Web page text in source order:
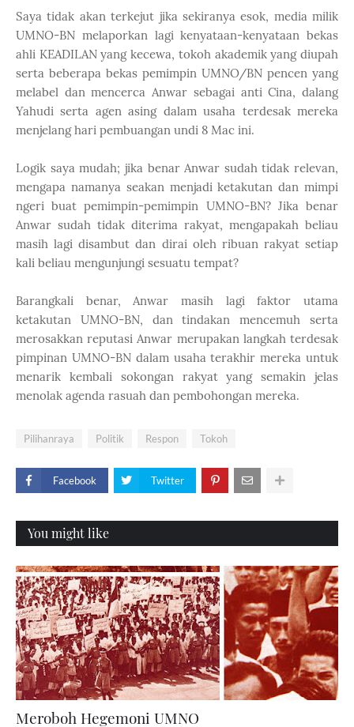
Saya tidak akan terkejut jika sekiranya esok, media milik
UMNO-BN melaporkan lagi kenyataan-kenyataan bekas
ahli KEADILAN yang kecewa, tokoh akademik yang diupah
serta beberapa bekas pemimpin UMNO/BN pencen yang
melabel dan mencerca Anwar sebagai anti Cina, dalang
Yahudi serta agen asing dalam usaha terdesak mereka
menjelang hari pembuangan undi 8 Mac ini.
Logik saya mudah; jika benar Anwar sudah tidak relevan,
mengapa namanya seakan menjadi ketakutan dan mimpi
ngeri buat pemimpin-pemimpin UMNO-BN? Jika benar
Anwar sudah tidak diterima rakyat, mengapakah beliau
masih lagi disambut dan dirai oleh ribuan rakyat setiap
kali beliau mengunjungi sesuatu tempat?
Barangkali benar, Anwar masih lagi faktor utama
ketakutan UMNO-BN, dan tindakan mencemuh serta
merosakkan reputasi Anwar merupakan langkah terdesak
pimpinan UMNO-BN dalam usaha terakhir mereka untuk
menarik kembali sokongan rakyat yang semakin jelas
menolak agenda rasuah dan pembohongan mereka.
Pilihanraya Politik Respon Tokoh
Facebook Twitter
You might like
Meroboh Hegemoni UMNO